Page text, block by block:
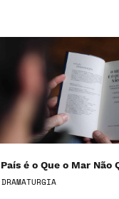
é o Que o Mar Não